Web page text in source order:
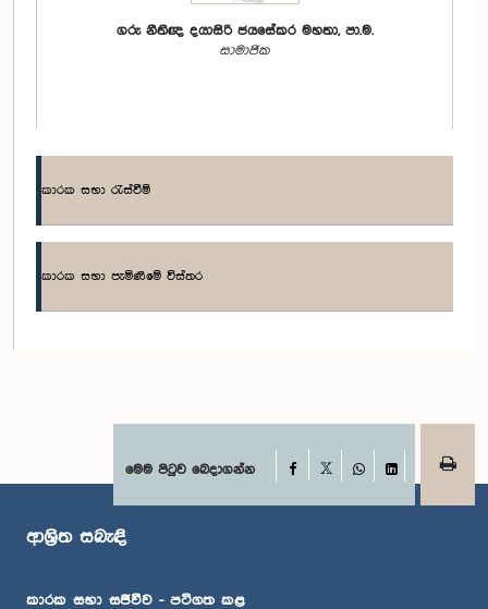
ගරු නීතිඥ දයාසිරි ජයසේකර මහතා, පා.ම.
සාමාජික
කාරක සභා රැස්වීම්
කාරක සභා පැමිණීමේ විස්තර
මෙම පිටුව බෙදාගන්න Facebook
WhatsApp
LinkedIn
ආශ්‍රිත සබැඳි
කාරක සභා සජීවීව - පටිගත කළ